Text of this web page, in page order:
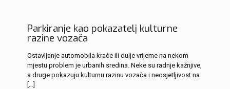
Parkiranje kao pokazatelj kulturne
razine vozača
Ostavljanje automobila kraće ili dulje vrijeme na nekom
mjestu problem je urbanih sredina. Neke su radnje kažnjive,
a druge pokazuju kulturnu razinu vozača i neosjetljivost na
[…]